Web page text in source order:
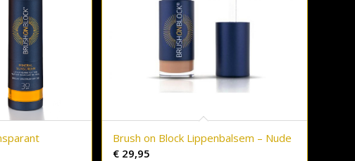
Brush on Block Lippenbalsem – Nude
€29,95